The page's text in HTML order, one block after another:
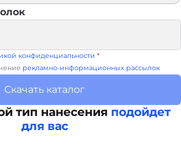
конфиденциальности *
рекламно-информационных рассылок
Скачать каталог
тип нанесения подойдет
для вас